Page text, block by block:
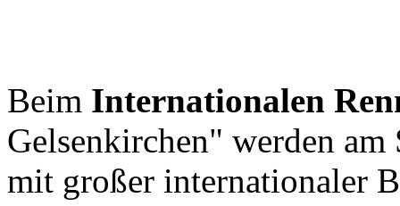
Beim Internationalen
Gelsenkirchen" werden
mit großer internationaler